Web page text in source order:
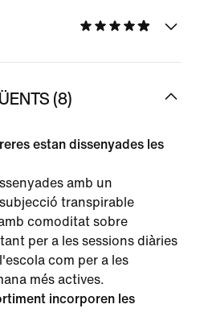
(8)
estan dissenyades les
amb un
transpirable
comoditat sobre
per a les sessions diàries
com per a les
més actives.
incorporen les